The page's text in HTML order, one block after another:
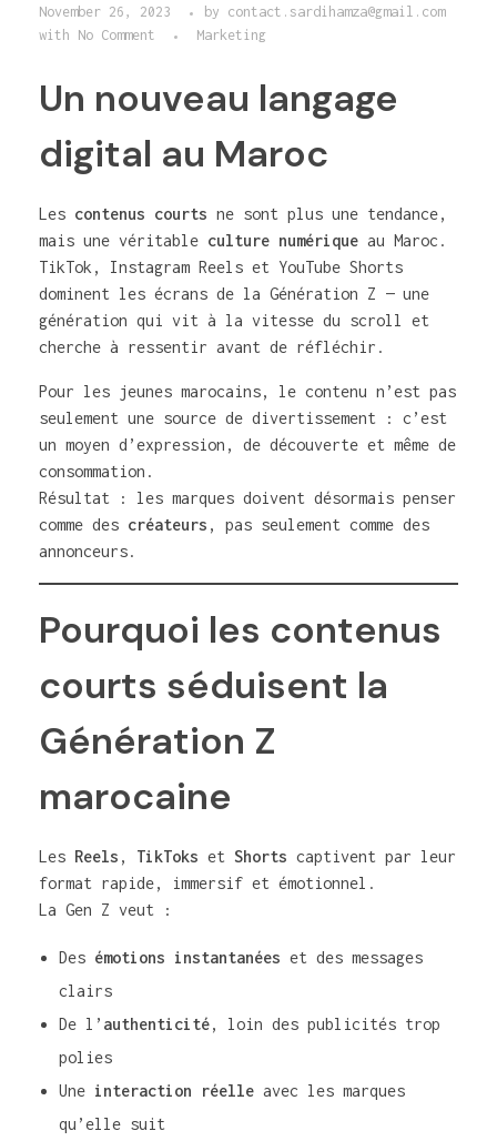
November 26, 2023 by contact.sardihamza@gmail.com
with No Comment Marketing
Un nouveau langage
digital au Maroc
Les contenus courts ne sont plus une tendance,
mais une véritable culture numérique au Maroc.
TikTok, Instagram Reels et YouTube Shorts
dominent les écrans de la Génération Z — une
génération qui vit à la vitesse du scroll et
cherche à ressentir avant de réfléchir.
Pour les jeunes marocains, le contenu n’est pas
seulement une source de divertissement : c’est
un moyen d’expression, de découverte et même de
consommation.
Résultat : les marques doivent désormais penser
comme des créateurs , pas seulement comme des
annonceurs.
Pourquoi les contenus
courts séduisent la
Génération Z
marocaine
Les Reels , TikToks et Shorts captivent par leur
format rapide, immersif et émotionnel.
La Gen Z veut :
Des émotions instantanées et des messages
clairs
De l’ authenticité, loin des publicités trop
polies
Une interaction réelleavec les marques
qu’elle suit